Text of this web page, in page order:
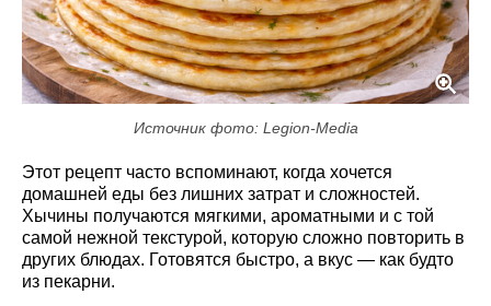
Источник фото: Legion-Media
Этот рецепт часто вспоминают, когда хочется
домашней еды без лишних затрат и сложностей.
Хычины получаются мягкими, ароматными и с той
самой нежной текстурой, которую сложно повторить в
других блюдах. Готовятся быстро, а вкус — как будто
из пекарни.